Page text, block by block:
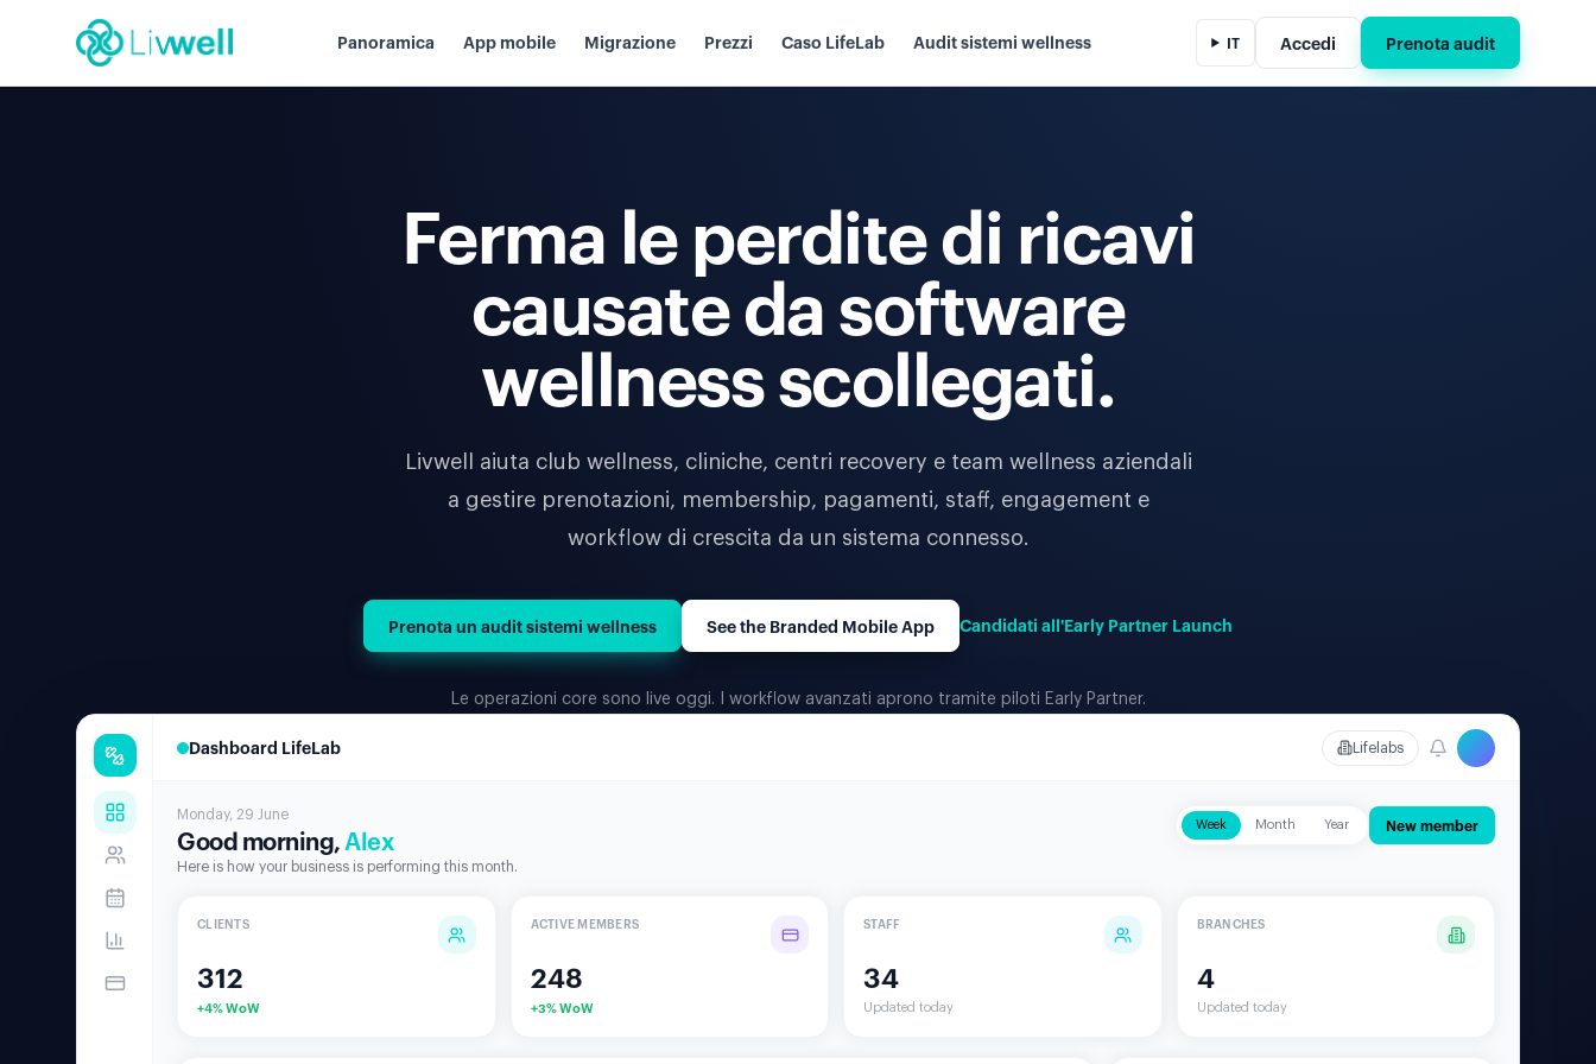
Panoramica App mobile Migrazione Prezzi Caso LifeLab Audit sistemi wellness IT Accedi Prenota audit
Ferma le perdite di ricavi
causate da software
wellness scollegati.
Livwell aiuta club wellness, cliniche, centri recovery e team wellness aziendali
a gestire prenotazioni, membership, pagamenti, staff, engagement e
workflow di crescita da un sistema connesso.
Prenota un audit sistemi wellness See the Branded Mobile App Candidati all'Early Partner Launch
Le operazioni core sono live oggi. I workflow avanzati aprono tramite piloti Early Partner.
Dashboard LifeLab Lifelabs
Monday, 29 June
Good morning, Alex
Here is how your business is performing this month.
Week Month Year New member
CLIENTS
312
+4% WoW
ACTIVE MEMBERS
248
+3% WoW
STAFF
34
Updated today
BRANCHES
4
Updated today